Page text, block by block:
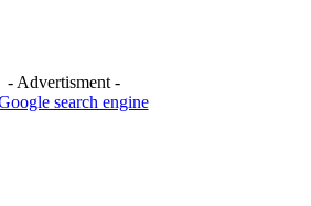
- Advertisment -